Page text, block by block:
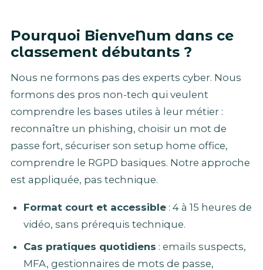
Pourquoi BienveNum dans ce
classement débutants ?
Nous ne formons pas des experts cyber. Nous
formons des pros non-tech qui veulent
comprendre les bases utiles à leur métier :
reconnaître un phishing, choisir un mot de
passe fort, sécuriser son setup home office,
comprendre le RGPD basiques. Notre approche
est appliquée, pas technique.
Format court et accessible: 4 à 15 heures de
vidéo, sans prérequis technique.
Cas pratiques quotidiens : emails suspects,
MFA, gestionnaires de mots de passe,